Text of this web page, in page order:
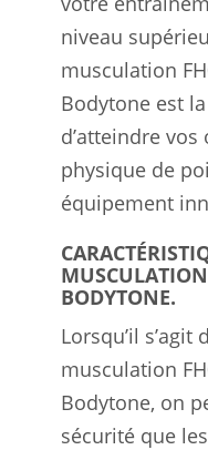
niveau
musculation
Bodytone est
d’atteindre
physique de
équipement
BODYTONE.
Lorsqu’il s’agit
musculation
Bodytone, on
sécurité que